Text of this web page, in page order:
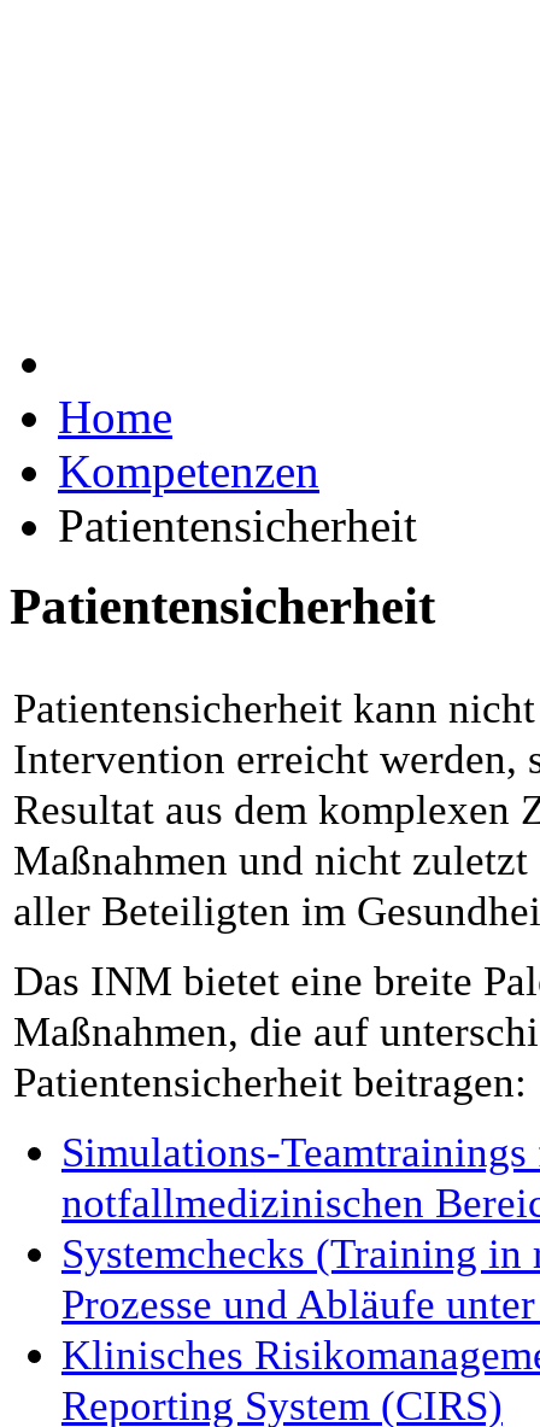
Home
Kompetenzen
Patientensicherheit
Patientensicherheit
Patientensicherheit kann
Intervention erreicht werden,
Resultat aus dem komplexen
Maßnahmen und nicht
aller Beteiligten im
Das INM bietet eine breite
Maßnahmen, die auf
Patientensicherheit beitragen:
Simulations-
notfallmedizinischen
Systemchecks (Training
Prozesse und Abläufe
Klinisches
Reporting System (CIRS)